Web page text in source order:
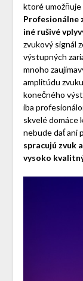
ktoré umožňuje
Profesionálne
iné rušivé
zvukový signál
výstupných
mnoho
amplitúdu
konečného
iba
skvelé domáce
nebude dať ani
spracujú zvuk
vysoko